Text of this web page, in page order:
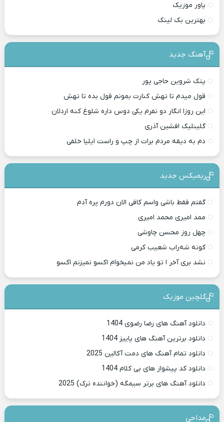
پاور موزیک
بهترین بک لینک
آهنگ جدید
پتک شروین حاجی پور
قول میدم تا تهش کنارت بمونم قول بده تا تهش
این روزا انگار دو نفرم یکی دوس داره شلوغ کنه اردلان
گلینلیک افشین آذری
دم به دیقه مردم برات از چپ و راست ایلیا خلفی
ریمیکس جدید
گفتم فقط باشی واسم کافی الان دورم پره آدم
ممد امیری محمد امیری
چهل روز محسن چاوشی
کونه شه‌راب شعیب کرمی
نشد بری آخر ا تو یاد من نمیخوام اکسو نمیزنم اکسو
گلچین موزیک
دانلود آهنگ های رضا رضوی 1404
دانلود برترین آهنگ های پاییز 1404
دانلود تمام آهنگ های دمت آکالین 2025
دانلود کد پیشواز های بی کلام 1404
دانلود آهنگ های برتر سیمگه (خواننده ترک) 2025
مداحی